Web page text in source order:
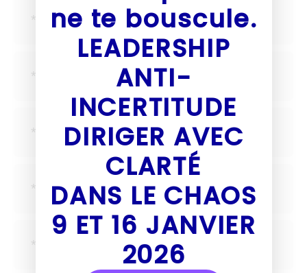
ne te bouscule.
LEADERSHIP
ANTI-
INCERTITUDE
DIRIGER AVEC
CLARTÉ
DANS LE CHAOS
9 ET 16 JANVIER
2026